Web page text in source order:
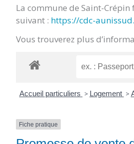
La commune de Saint-
suivant : https://cdc-
Vous trouverez plus
Accueil particuliers > Logement >
Fiche pratique